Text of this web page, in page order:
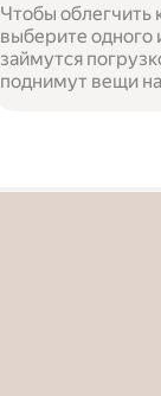
Чтобы облегчить
выберите одного
займутся
поднимут вещи